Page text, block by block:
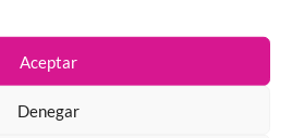
Aceptar
Denegar